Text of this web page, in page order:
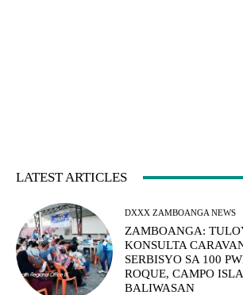
LATEST ARTICLES
DXXX ZAMBOANGA NEWS
ZAMBOANGA:
KONSULTA
SERBISYO SA 100
ROQUE, CAMPO
BALIWASAN